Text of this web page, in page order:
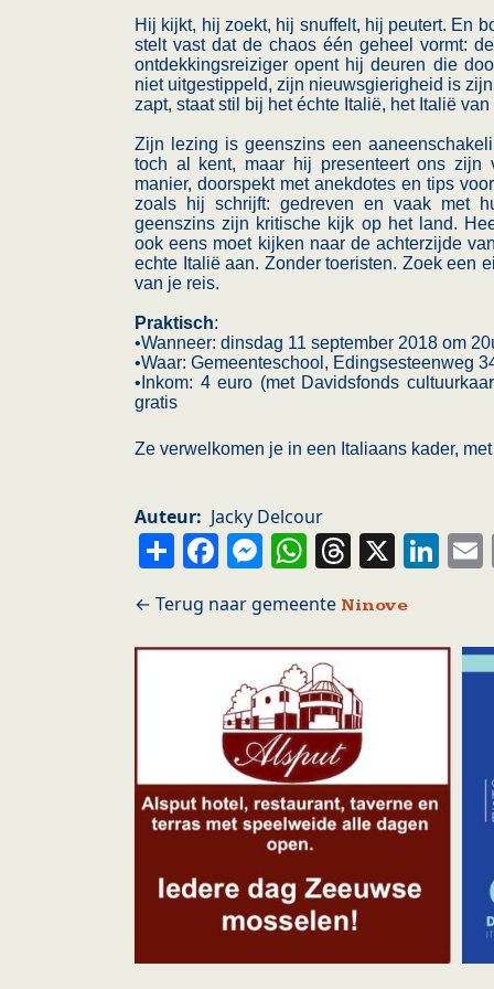
Hij kijkt, hij zoekt, hij snuffelt, hij peutert. En
stelt vast dat de chaos één geheel vormt:
ontdekkingsreiziger opent hij deuren die
niet uitgestippeld, zijn nieuwsgierigheid is
zapt, staat stil bij het échte Italië, het Italië
Zijn lezing is geenszins een
toch al kent, maar hij presenteert ons
manier, doorspekt met anekdotes en tips
zoals hij schrijft: gedreven en vaak met
geenszins zijn kritische kijk op het land.
ook eens moet kijken naar de achterzijde
echte Italië aan. Zonder toeristen. Zoek een
van je reis.
Praktisch:
•Wanneer: dinsdag 11 september 2018 om
•Waar: Gemeenteschool, Edingsesteenweg
•Inkom: 4 euro (met Davidsfonds
gratis
Ze verwelkomen je in een Italiaans kader,
Auteur Jacky Delcour
ShareFacebook
Messenger
WhatsApp
X
Ninove